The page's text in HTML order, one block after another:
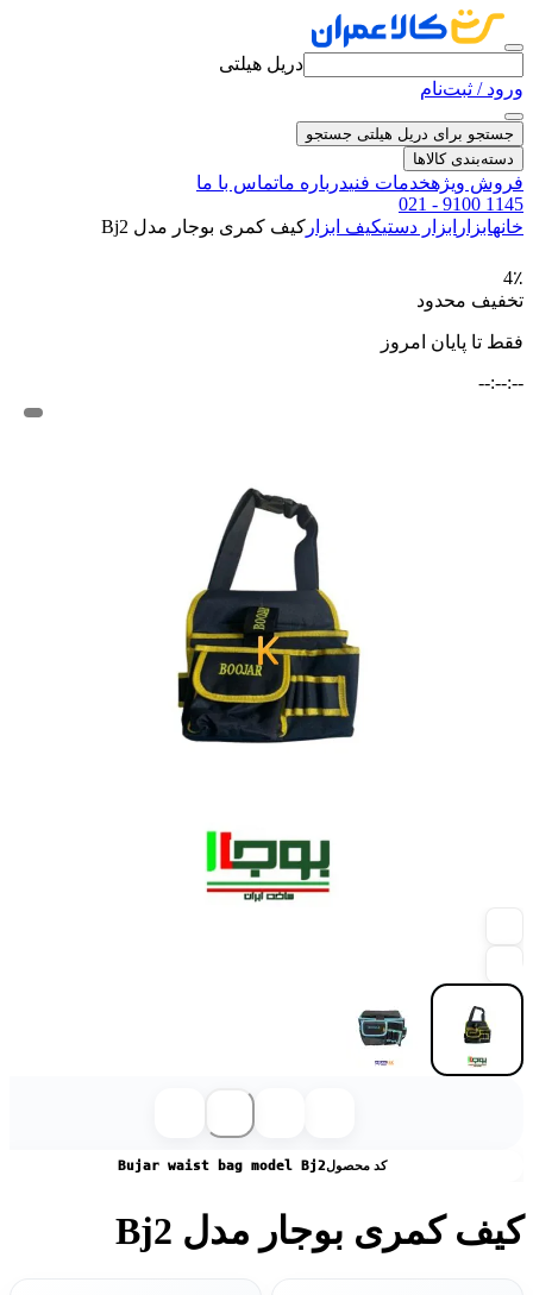
دریل هیلتی
ورود / ثبت‌نام
جستجو برای دریل هیلتی جستجو
دسته‌بندی کالاها
فروش ویژهخدمات فنیدرباره ماتماس با ما
021 - 9100 1145
خانهابزار ابزار دستیکیف ابزار کیف کمری بوجار مدل Bj2
4٪
تخفیف محدود
فقط تا پایان امروز
--:--:--
کد محصولBujar waist bag model Bj2
کیف کمری بوجار مدل Bj2